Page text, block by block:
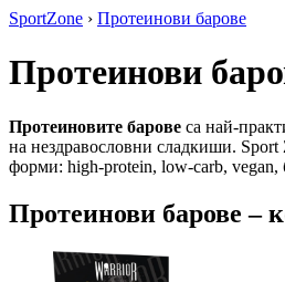
SportZone › Протеинови барове
Протеинови
Протеиновите барове са най-
на нездравословни сладкиши. Sport
форми: high-protein, low-carb, vegan,
Протеинови барове –